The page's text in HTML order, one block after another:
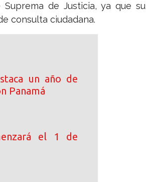
de Justicia, ya que su
consulta ciudadana.
un año de
Panamá
el 1 de